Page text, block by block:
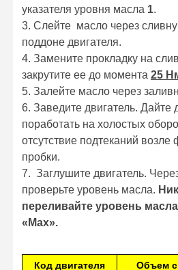
указателя уровня масла 1.
3. Слейте масло через
поддоне двигателя.
4. Замените прокладку на
закрутите ее до момента 25
5. Залейте масло через
6. Заведите двигатель. Дайте
поработать на холостых
отсутствие подтеканий возле
пробки.
7. Заглушите двигатель.
проверьте уровень масла.
переливайте уровень
«Мах».
Код двигателя Объем